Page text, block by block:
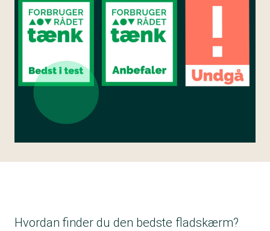
Hvordan finder du den bedste fladskærm?